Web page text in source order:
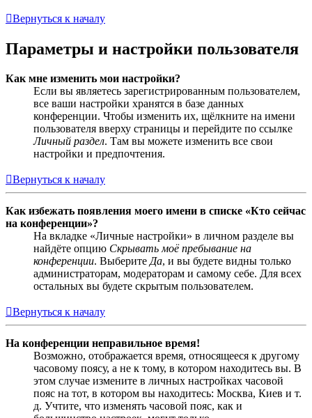
Вернуться к началу
Параметры и настройки пользователя
Как мне изменить мои настройки?
Если вы являетесь зарегистрированным пользователем,
все ваши настройки хранятся в базе данных
конференции. Чтобы изменить их, щёлкните на имени
пользователя вверху страницы и перейдите по ссылке
Личный раздел. Там вы можете изменить все свои
настройки и предпочтения.
Вернуться к началу
Как избежать появления моего имени в списке «Кто сейчас
на конференции»?
На вкладке «Личные настройки» в личном разделе вы
найдёте опцию Скрывать моё пребывание на
конференции. Выберите Да, и вы будете видны только
администраторам, модераторам и самому себе. Для всех
остальных вы будете скрытым пользователем.
Вернуться к началу
На конференции неправильное время!
Возможно, отображается время, относящееся к другому
часовому поясу, а не к тому, в котором находитесь вы. В
этом случае измените в личных настройках часовой
пояс на тот, в котором вы находитесь: Москва, Киев и т.
д. Учтите, что изменять часовой пояс, как и